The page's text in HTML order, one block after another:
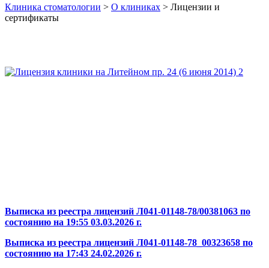
Клиника стоматологии > О клиниках > Лицензии и
сертификаты
Выписка из реестра лицензий Л041-01148-78/00381063 по
состоянию на 19:55 03.03.2026 г.
Выписка из реестра лицензий Л041-01148-78_00323658 по
состоянию на 17:43 24.02.2026 г.